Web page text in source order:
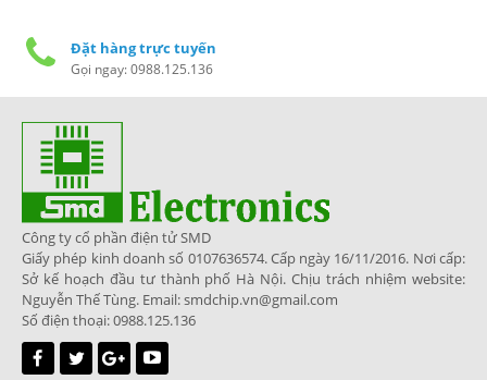
Đặt hàng trực tuyến
Gọi ngay: 0988.125.136
Công ty cổ phần điện tử SMD
Giấy phép kinh doanh số 0107636574. Cấp ngày 16/11/2016. Nơi cấp:
Sở kế hoạch đầu tư thành phố Hà Nội. Chịu trách nhiệm website:
Nguyễn Thế Tùng. Email: smdchip.vn@gmail.com
Số điện thoại: 0988.125.136